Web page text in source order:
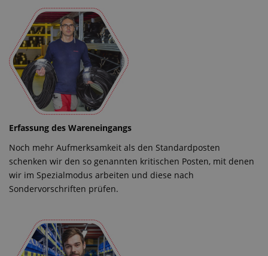
Erfassung des Wareneingangs
Noch mehr Aufmerksamkeit als den Standardposten
schenken wir den so genannten kritischen Posten, mit denen
wir im Spezialmodus arbeiten und diese nach
Sondervorschriften prüfen.